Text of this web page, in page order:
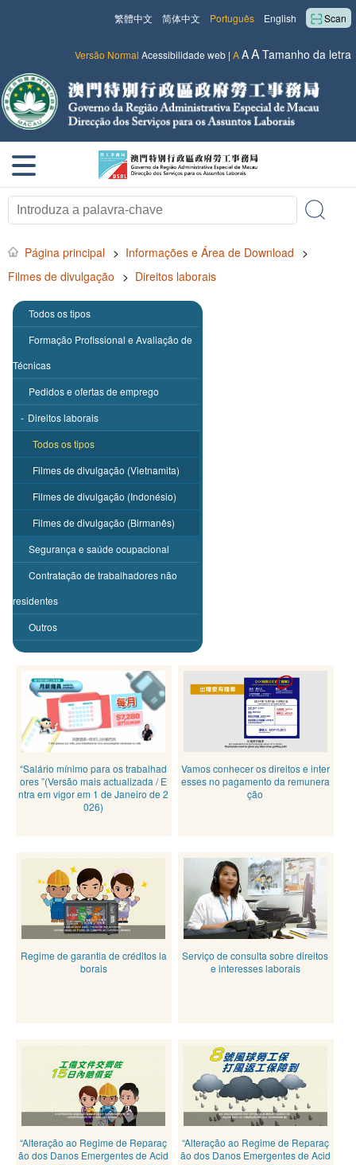
Scan
English
Português
简体中文
繁體中文
Versão Normal Acessibilidade web | AAATamanho da letra
Página principal > Informações e Área de Download >
Filmes de divulgação > Direitos laborais
Todos os tipos
Formação Profissional e Avaliação de
Técnicas
Pedidos e ofertas de emprego
- Direitos laborais
Todos os tipos
Filmes de divulgação (Vietnamita)
Filmes de divulgação (Indonésio)
Filmes de divulgação (Birmanês)
Segurança e saúde ocupacional
Contratação de trabalhadores não
residentes
Outros
“Salário mínimo para os trabalhad
ores ”(Versão mais actualizada / E
ntra em vigor em 1 de Janeiro de 2
026)
Vamos conhecer os direitos e inter
esses no pagamento da remunera
ção
Regime de garantia de créditos la
borais
Serviço de consulta sobre direitos
e interesses laborais
“Alteração ao Regime de Reparaç
ão dos Danos Emergentes de Acid
“Alteração ao Regime de Reparaç
ão dos Danos Emergentes de Acid